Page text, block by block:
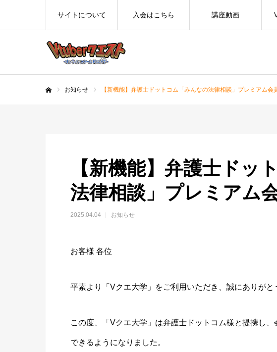
サイトについて 入会はこちら 講座動画
お知らせ 【新機能】弁護士ドットコム「みんなの法律相談」プレミアム会
【新機能】弁護士ドッ
法律相談」プレミアム
2025.04.04 お知らせ
お客様 各位
平素より「Vクエ大学」をご利用いただき、誠にありがと
この度、「Vクエ大学」は弁護士ドットコム様と提携し
できるようになりました。